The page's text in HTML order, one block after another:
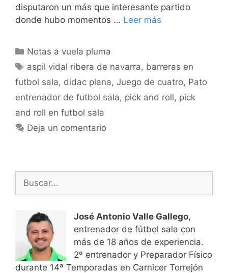
disputaron un más que interesante partido
donde hubo momentos … Leer más
Categorías
Notas a vuela pluma
Etiquetas
aspil vidal ribera de navarra, barreras en
futbol sala, didac plana, Juego de cuatro, Pato
entrenador de futbol sala, pick and roll, pick
and roll en futbol sala
Deja un comentario
José Antonio Valle Gallego,
entrenador de fútbol sala con
más de 18 años de experiencia.
2º entrenador y Preparador Físico
durante 14ª Temporadas en Carnicer Torrejón